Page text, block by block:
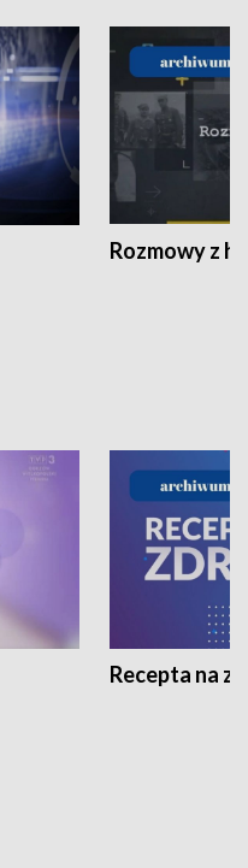
Rozmowy z
Recepta na